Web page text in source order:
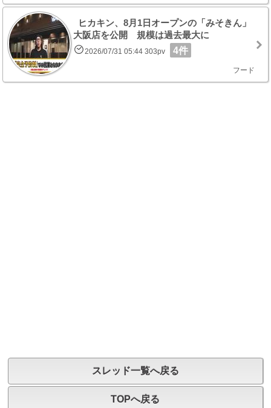
ヒカキン、8月1日オープンの「みそきん」
大阪店を公開 規模は過去最大に
2026/07/31 05:44 303pv 4件
フード
スレッド一覧へ戻る
TOPへ戻る